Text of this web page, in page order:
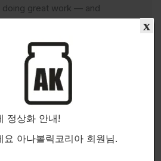
doing great work — and
journey along the way.
정상화 안내!
요 아나볼릭코리아 회원님.
x